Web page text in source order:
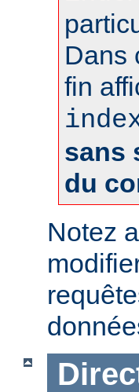
Dans
fin
sans
du
Notez